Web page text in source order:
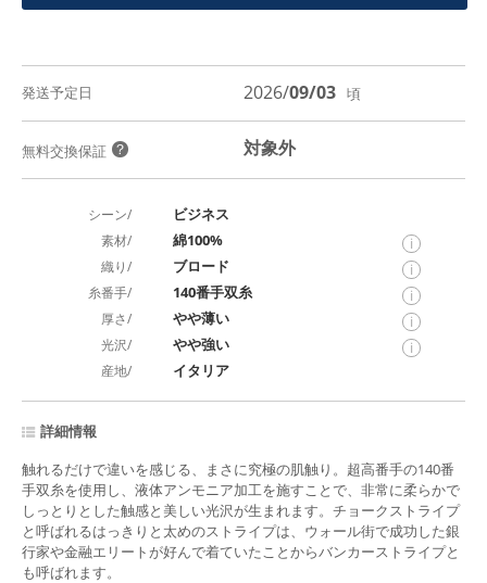
発送予定日 2026/09/03 頃
無料交換保証 ？ 対象外
シーン/ ビジネス
素材/ 綿100% i
織り/ ブロード i
糸番手/ 140番手双糸 i
厚さ/ やや薄い i
光沢/ やや強い i
産地/ イタリア
詳細情報
触れるだけで違いを感じる、まさに究極の肌触り。超高番手の140番
手双糸を使用し、液体アンモニア加工を施すことで、非常に柔らかで
しっとりとした触感と美しい光沢が生まれます。チョークストライプ
と呼ばれるはっきりと太めのストライプは、ウォール街で成功した銀
行家や金融エリートが好んで着ていたことからバンカーストライプと
も呼ばれます。